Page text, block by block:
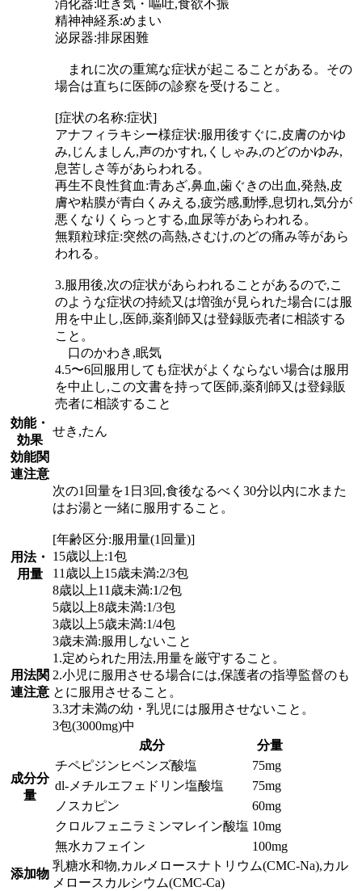
消化器:吐き気・嘔吐,食欲不振
精神神経系:めまい
泌尿器:排尿困難
まれに次の重篤な症状が起こることがある。その
場合は直ちに医師の診察を受けること。
[症状の名称:症状]
アナフィラキシー様症状:服用後すぐに,皮膚のかゆ
み,じんましん,声のかすれ,くしゃみ,のどのかゆみ,
息苦しさ等があらわれる。
再生不良性貧血:青あざ,鼻血,歯ぐきの出血,発熱,皮
膚や粘膜が青白くみえる,疲労感,動悸,息切れ,気分が
悪くなりくらっとする,血尿等があらわれる。
無顆粒球症:突然の高熱,さむけ,のどの痛み等があら
われる。
3.服用後,次の症状があらわれることがあるので,こ
のような症状の持続又は増強が見られた場合には服
用を中止し,医師,薬剤師又は登録販売者に相談する
こと。
口のかわき,眠気
4.5〜6回服用しても症状がよくならない場合は服用
を中止し,この文書を持って医師,薬剤師又は登録販
売者に相談すること
効能・
効果
せき,たん
効能関
連注意
用法・
用量
次の1回量を1日3回,食後なるべく30分以内に水また
はお湯と一緒に服用すること。
[年齢区分:服用量(1回量)]
15歳以上:1包
11歳以上15歳未満:2/3包
8歳以上11歳未満:1/2包
5歳以上8歳未満:1/3包
3歳以上5歳未満:1/4包
3歳未満:服用しないこと
用法関
連注意
1.定められた用法,用量を厳守すること。
2.小児に服用させる場合には,保護者の指導監督のも
とに服用させること。
3.3才未満の幼・乳児には服用させないこと。
成分分
量
3包(3000mg)中
成分
分量
チペピジンヒベンズ酸塩
75mg
dl-メチルエフェドリン塩酸塩
75mg
ノスカピン
60mg
クロルフェニラミンマレイン酸塩 10mg
無水カフェイン
100mg
添加物
乳糖水和物,カルメロースナトリウム(CMC-Na),カル
メロースカルシウム(CMC-Ca)